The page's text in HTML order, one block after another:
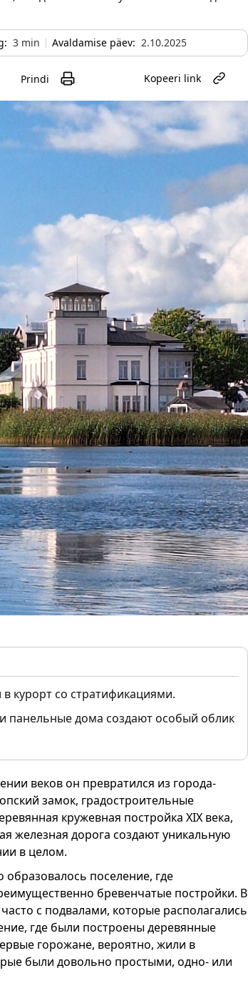
3 min Avaldamise päev: 2.10.2025
Prindi Kopeeri link
в курорт со стратификациями.
панельные дома создают особый облик
веков он превратился из города-
замок, градостроительные
кружевная постройка XIX века,
железная дорога создают уникальную
в целом.
образовалось поселение, где
бревенчатые постройки. В
с подвалами, которые располагались
где были построены деревянные
горожане, вероятно, жили в
были довольно простыми, одно- или